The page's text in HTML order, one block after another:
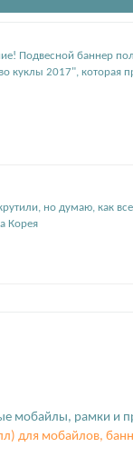
Подвесной баннер
куклы 2017", которая
но думаю, как
Корея
мобайлы, рамки и
для мобайлов,